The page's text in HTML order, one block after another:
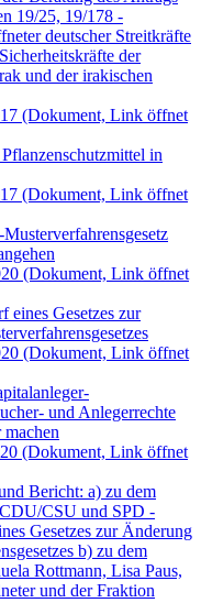
19/25, 19/178 -
deutscher Streitkräfte
der
und der irakischen
(Dokument, Link öffnet
in
(Dokument, Link öffnet
(Dokument, Link öffnet
eines Gesetzes zur
(Dokument, Link öffnet
und Anlegerrechte
machen
(Dokument, Link öffnet
Bericht: a) zu dem
CSU und SPD -
Gesetzes zur Änderung
b) zu dem
Rottmann, Lisa Paus,
und der Fraktion